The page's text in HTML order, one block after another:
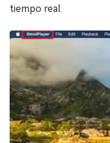
tiempo real.